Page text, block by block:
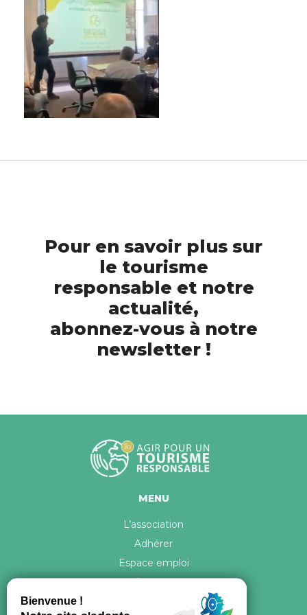
Pour en savoir plus sur
le tourisme
responsable et notre
actualité,
abonnez-vous à notre
newsletter !
MENU
L’association
Adhérer
Espace emploi
Contact